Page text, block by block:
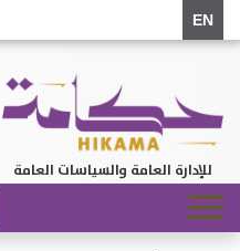
EN
للإدارة العامة والسياسات العامة
Toggle
navigation